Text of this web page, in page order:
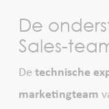
De
Sales-
De technische
marketingteam